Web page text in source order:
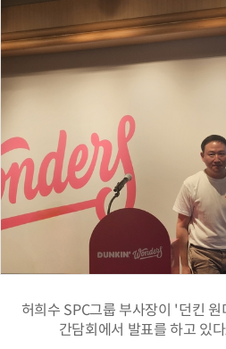
허희수 SPC그룹 부사장이 '던킨
간담회에서 발표를 하고 있다